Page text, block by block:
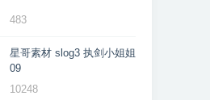
483
星哥素材 slog3 执剑小姐姐
09
10248